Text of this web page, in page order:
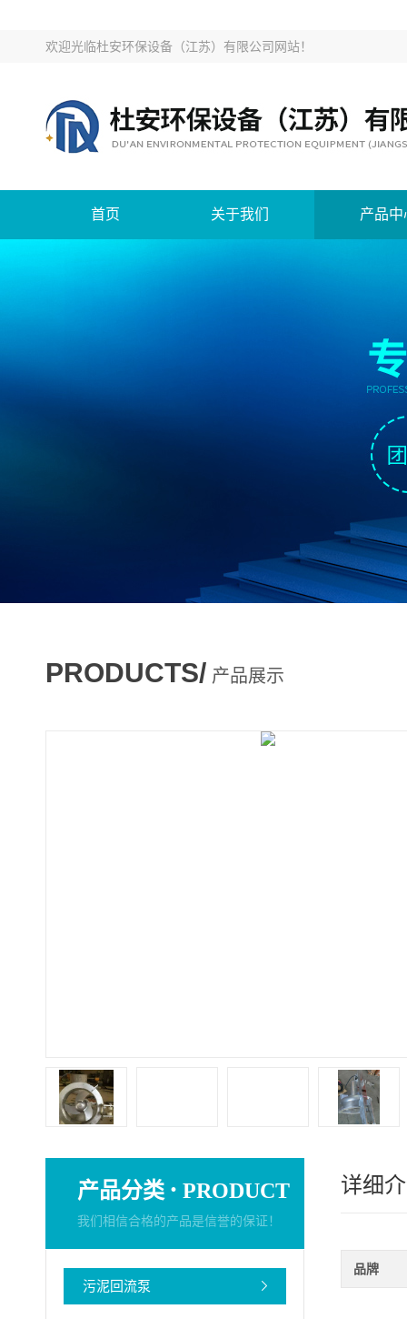
欢迎光临杜安环保设备（江苏）有限公司网站！
首页 关于我们 产品中
PRODUCTS/ 产品展示
产品分类 · PRODUCT
我们相信合格的产品是信誉的保证！
污泥回流泵
详细
品牌